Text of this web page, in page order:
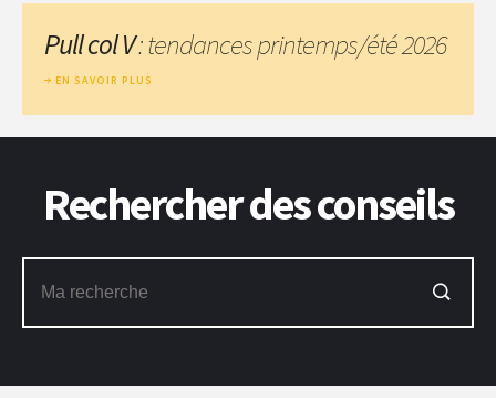
Pull col V: tendances printemps/été 2026
EN SAVOIR PLUS
Rechercher des conseils